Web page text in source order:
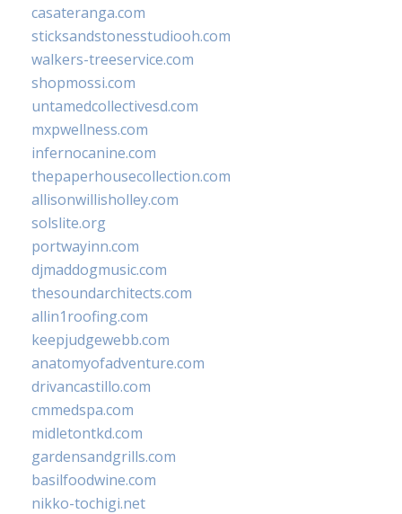
casateranga.com
sticksandstonesstudiooh.com
walkers-treeservice.com
shopmossi.com
untamedcollectivesd.com
mxpwellness.com
infernocanine.com
thepaperhousecollection.com
allisonwillisholley.com
solslite.org
portwayinn.com
djmaddogmusic.com
thesoundarchitects.com
allin1roofing.com
keepjudgewebb.com
anatomyofadventure.com
drivancastillo.com
cmmedspa.com
midletontkd.com
gardensandgrills.com
basilfoodwine.com
nikko-tochigi.net